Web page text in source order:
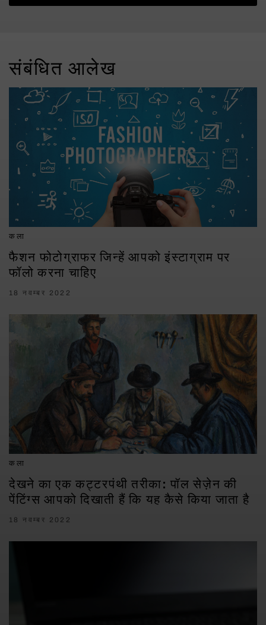
संबंधित आलेख
कला
फैशन फोटोग्राफर जिन्हें आपको इंस्टाग्राम पर
फॉलो करना चाहिए
18 नवम्बर 2022
कला
देखने का एक कट्टरपंथी तरीका: पॉल सेज़ेन की
पेंटिंग्स आपको दिखाती हैं कि यह कैसे किया जाता है
18 नवम्बर 2022